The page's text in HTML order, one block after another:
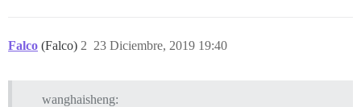
Falco (Falco) 23 Diciembre, 2019 19:40
2
wanghaisheng: